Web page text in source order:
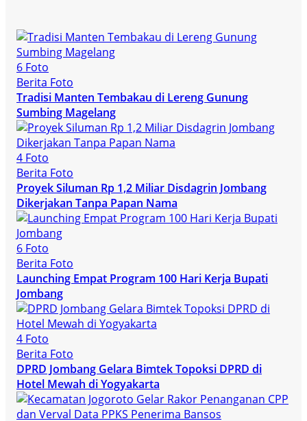
6 Foto
Berita Foto
Tradisi Manten Tembakau di Lereng Gunung
Sumbing Magelang
4 Foto
Berita Foto
Proyek Siluman Rp 1,2 Miliar Disdagrin Jombang
Dikerjakan Tanpa Papan Nama
6 Foto
Berita Foto
Launching Empat Program 100 Hari Kerja Bupati
Jombang
4 Foto
Berita Foto
DPRD Jombang Gelara Bimtek Topoksi DPRD di
Hotel Mewah di Yogyakarta